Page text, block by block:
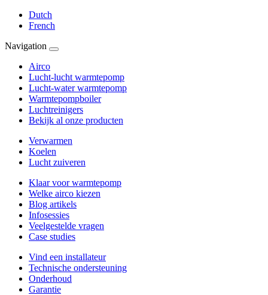
Dutch
French
Navigation
Airco
Lucht-lucht warmtepomp
Lucht-water warmtepomp
Warmtepompboiler
Luchtreinigers
Bekijk al onze producten
Verwarmen
Koelen
Lucht zuiveren
Klaar voor warmtepomp
Welke airco kiezen
Blog artikels
Infosessies
Veelgestelde vragen
Case studies
Vind een installateur
Technische ondersteuning
Onderhoud
Garantie